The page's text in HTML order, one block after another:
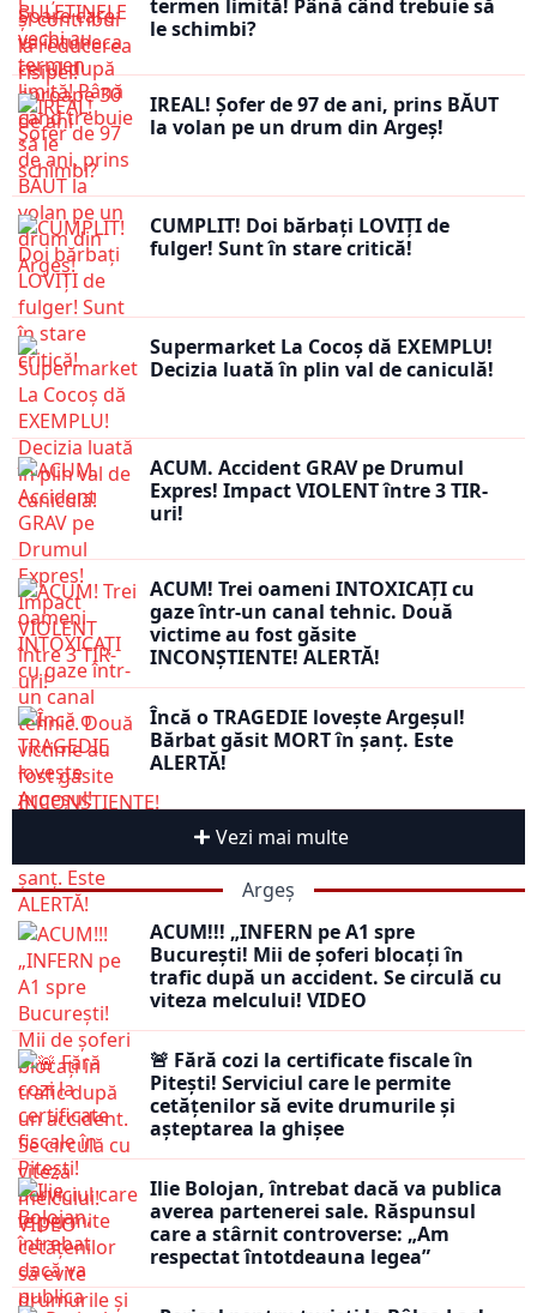
termen limită! Până când trebuie să
le schimbi?
IREAL! Șofer de 97 de ani, prins BĂUT
la volan pe un drum din Argeș!
CUMPLIT! Doi bărbați LOVIȚI de
fulger! Sunt în stare critică!
Supermarket La Cocoș dă EXEMPLU!
Decizia luată în plin val de caniculă!
ACUM. Accident GRAV pe Drumul
Expres! Impact VIOLENT între 3 TIR-
uri!
ACUM! Trei oameni INTOXICAȚI cu
gaze într-un canal tehnic. Două
victime au fost găsite
INCONȘTIENTE! ALERTĂ!
Încă o TRAGEDIE lovește Argeșul!
Bărbat găsit MORT în șanț. Este
ALERTĂ!
Vezi mai multe
Argeș
ACUM!!! „INFERN pe A1 spre
București! Mii de șoferi blocați în
trafic după un accident. Se circulă cu
viteza melcului! VIDEO
🚨 Fără cozi la certificate fiscale în
Pitești! Serviciul care le permite
cetățenilor să evite drumurile și
așteptarea la ghișee
Ilie Bolojan, întrebat dacă va publica
averea partenerei sale. Răspunsul
care a stârnit controverse: „Am
respectat întotdeauna legea”